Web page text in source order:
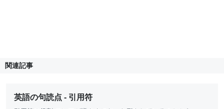
関連記事
英語の句読点 - 引用符